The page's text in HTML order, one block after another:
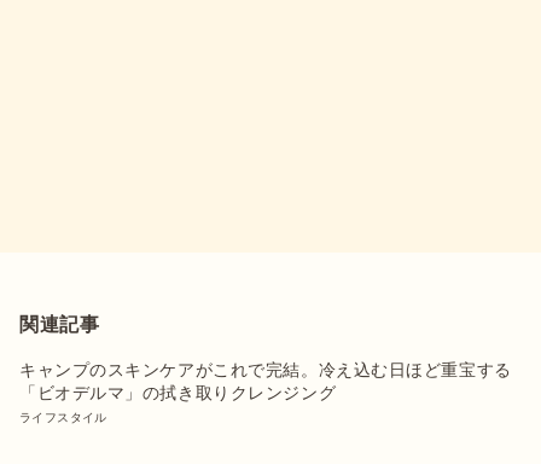
関連記事
キャンプのスキンケアがこれで完結。冷え込む日ほど重宝する
「ビオデルマ」の拭き取りクレンジング
ライフスタイル